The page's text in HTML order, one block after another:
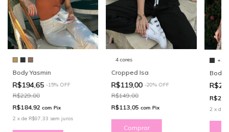
Body Yasmin
R$194,65 -15% OFF
R$229,00
R$184,92 com Pix
2 xde R$97,33 sem juros
4 cores
Cropped Isa
R$119,00 -20% OFF
R$149,00
R$113,05 com Pix
Comprar
+3
Body
2 x de